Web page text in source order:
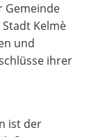
Gemeinde
Kelmè
und
ihrer
ist der